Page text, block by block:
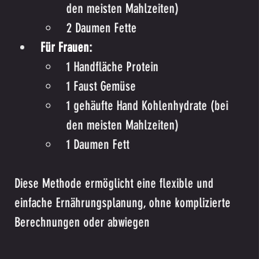
den meisten Mahlzeiten)
2 Daumen Fette
Für Frauen:
1 Handfläche Protein
1 Faust Gemüse
1 gehäufte Hand Kohlenhydrate (bei
den meisten Mahlzeiten)
1 Daumen Fett
Diese Methode ermöglicht eine flexible und
einfache Ernährungsplanung, ohne komplizierte
Berechnungen oder abwiegen